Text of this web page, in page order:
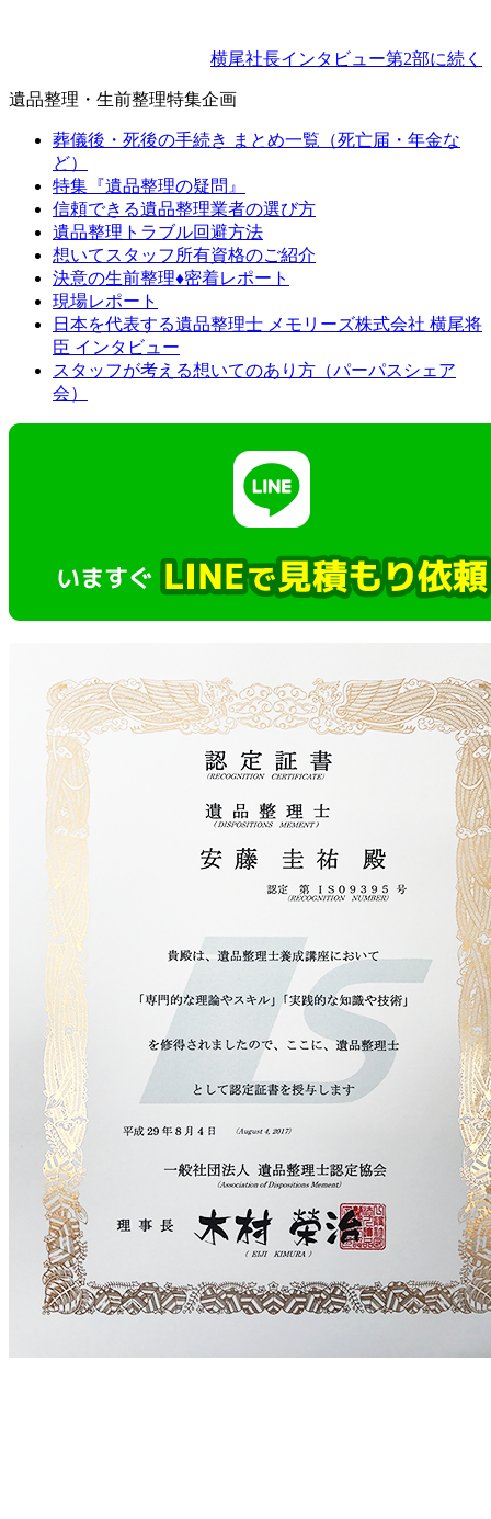
横尾社長インタビュー第2部に続く
遺品整理・生前整理特集企画
葬儀後・死後の手続き まとめ一覧（死亡届・年金な
ど）
特集『遺品整理の疑問』
信頼できる遺品整理業者の選び方
遺品整理トラブル回避方法
想いてスタッフ所有資格のご紹介
決意の生前整理♦密着レポート
現場レポート
日本を代表する遺品整理士 メモリーズ株式会社 横尾将
臣 インタビュー
スタッフが考える想いてのあり方（パーパスシェア
会）